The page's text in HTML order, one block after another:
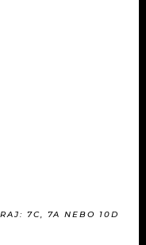
7C, 7A NEBO 10D